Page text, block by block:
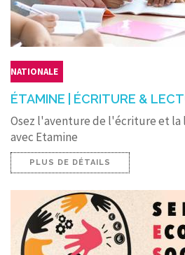
NATIONALE
ÉTAMINE | ÉCRITURE &
Osez l'aventure de l'écriture et
avec Etamine
PLUS DE DÉTAILS